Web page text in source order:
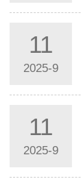
11
2025-9
11
2025-9